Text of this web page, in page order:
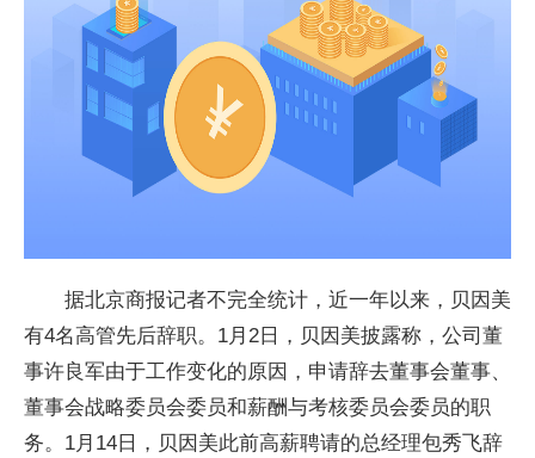
据北京商报记者不完全统计，近一年以来，贝因美
有4名高管先后辞职。1月2日，贝因美披露称，公司董
事许良军由于工作变化的原因，申请辞去董事会董事、
董事会战略委员会委员和薪酬与考核委员会委员的职
务。1月14日，贝因美此前高薪聘请的总经理包秀飞辞